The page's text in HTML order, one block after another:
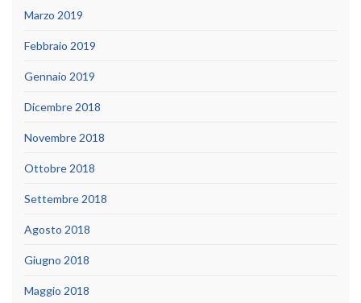
Marzo 2019
Febbraio 2019
Gennaio 2019
Dicembre 2018
Novembre 2018
Ottobre 2018
Settembre 2018
Agosto 2018
Giugno 2018
Maggio 2018